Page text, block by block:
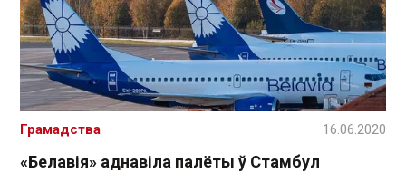
«Белавія» аднавіла палёты ў Стамбул
Грамадства 16.06.2020